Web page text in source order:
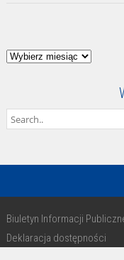
Archiwum
Biuletyn Informacji
Deklaracja dostępności